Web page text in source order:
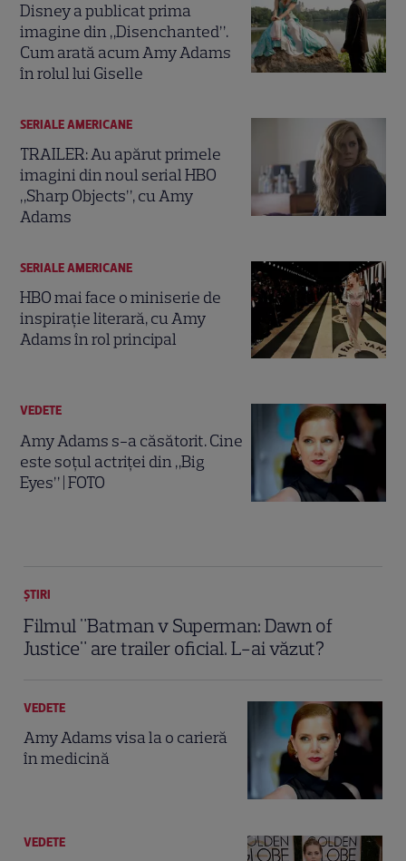
Disney a publicat prima
imagine din „Disenchanted”.
Cum arată acum Amy Adams
în rolul lui Giselle
SERIALE AMERICANE
TRAILER: Au apărut primele
imagini din noul serial HBO
„Sharp Objects”, cu Amy
Adams
SERIALE AMERICANE
HBO mai face o miniserie de
inspiraţie literară, cu Amy
Adams în rol principal
VEDETE
Amy Adams s-a căsătorit. Cine
este soțul actriței din „Big
Eyes” | FOTO
ȘTIRI
Filmul "Batman v Superman: Dawn of
Justice" are trailer oficial. L-ai văzut?
VEDETE
Amy Adams visa la o carieră
în medicină
VEDETE